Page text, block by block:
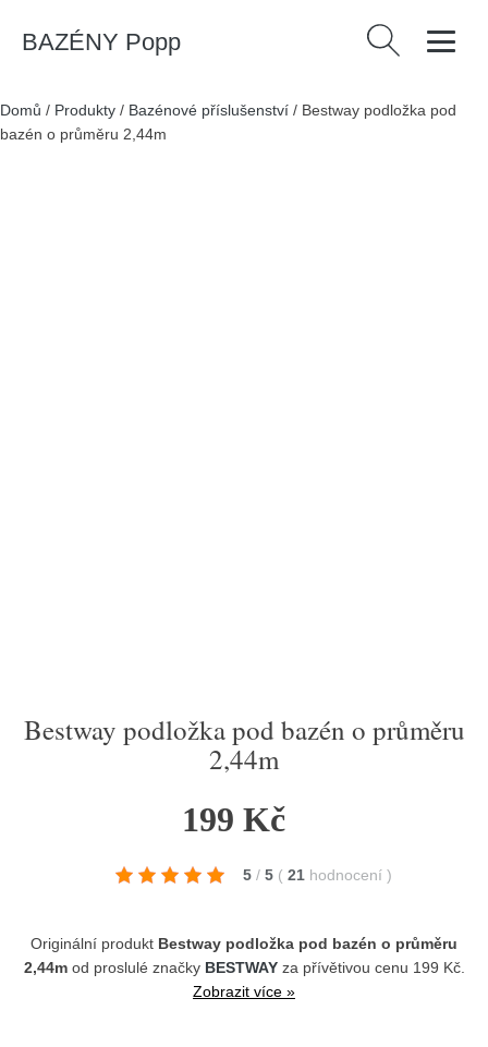
BAZÉNY Popp Vyhledávání
Domů / Produkty / Bazénové příslušenství / Bestway podložka pod
bazén o průměru 2,44m
Bestway podložka pod bazén o průměru
2,44m
199 Kč
5 / 5 ( 21 hodnocení )
Originální produkt Bestway podložka pod bazén o průměru
2,44mod proslulé značky BESTWAYza přívětivou cenu 199 Kč.
Zobrazit více »